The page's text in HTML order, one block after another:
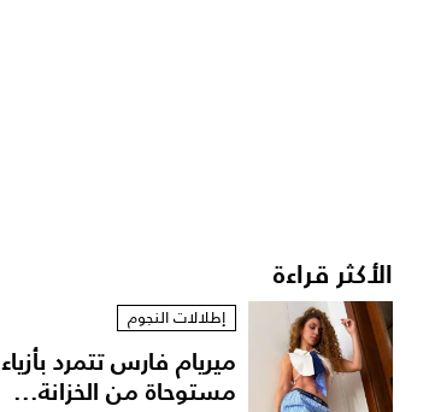
الأكثر قراءة
إطلالات النجوم
ميريام فارس تتمرد بأزياء
مستوحاة من الخزانة...